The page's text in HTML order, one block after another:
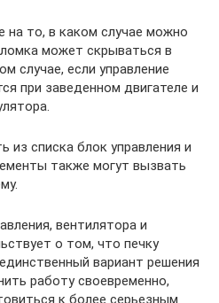
на то, в каком случае можно
может скрываться в
случае, если управление
при заведенном двигателе и
из списка блок управления и
также могут вызвать
вентилятора и
о том, что печку
вариант решения
работу своевременно,
к более серьезным